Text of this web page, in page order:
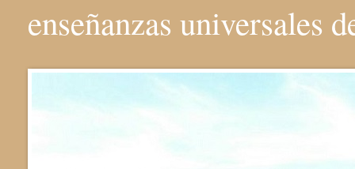
enseñanzas universales